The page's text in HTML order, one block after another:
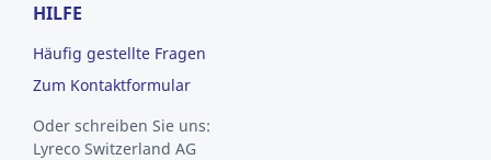
HILFE
Häufig gestellte Fragen
Zum Kontaktformular
Oder schreiben Sie uns:
Lyreco Switzerland AG